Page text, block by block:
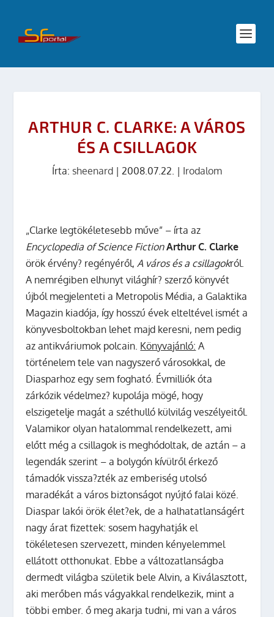
ARTHUR C. CLARKE: A VÁROS
ÉS A CSILLAGOK
Írta: sheenard | 2008.07.22. | Irodalom
„Clarke legtökéletesebb műve” – írta az
Encyclopedia of Science FictionArthur C. Clarke
örök érvény? regényéről,A város és a csillagokról.
A nemrégiben elhunyt világhír? szerző könyvét
újból megjelenteti a Metropolis Média, a Galaktika
Magazin kiadója, így hosszú évek elteltével ismét a
könyvesboltokban lehet majd keresni, nem pedig
az antikváriumok polcain. Könyvajánló: A
történelem tele van nagyszerő városokkal, de
Diasparhoz egy sem fogható. Évmilliók óta
zárkózik védelmez? kupolája mögé, hogy
elszigetelje magát a széthulló külvilág veszélyeitől.
Valamikor olyan hatalommal rendelkezett, ami
előtt még a csillagok is meghódoltak, de aztán – a
legendák szerint – a bolygón kívülről érkező
támadók vissza?zték az emberiség utolsó
maradékát a város biztonságot nyújtó falai közé.
Diaspar lakói örök élet?ek, de a halhatatlanságért
nagy árat fizettek: sosem hagyhatják el
tökéletesen szervezett, minden kényelemmel
ellátott otthonukat. Ebbe a változatlanságba
dermedt világba születik bele Alvin, a Kiválasztott,
aki merőben más vágyakkal rendelkezik, mint a
többi ember. ő meg akarja tudni, mi van a város